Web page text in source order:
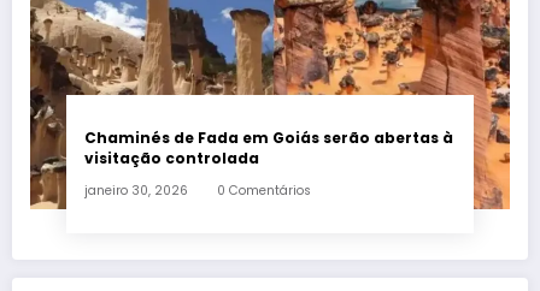
Chaminés de Fada em Goiás serão abertas à
visitação controlada
janeiro 30, 2026 0 Comentários